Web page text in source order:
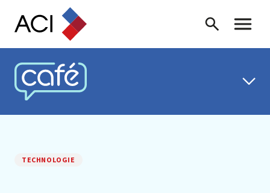
Skip to content
Recherche
Menu
CAFÉ ACI
TECHNOLOGIE